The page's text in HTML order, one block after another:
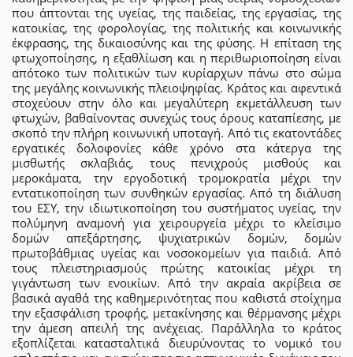
που άπτονται της υγείας, της παιδείας, της εργασίας, της
κατοικίας, της φορολογίας, της πολιτικής και κοινωνικής
έκφρασης, της δικαιοσύνης και της φύσης. Η επίταση της
φτωχοποίησης, η εξαθλίωση και η περιθωριοποίηση είναι
απότοκο των πολιτικών των κυρίαρχων πάνω στο σώμα
της μεγάλης κοινωνικής πλειοψηφίας. Κράτος και αφεντικά
στοχεύουν στην όλο και μεγαλύτερη εκμετάλλευση των
φτωχών, βαθαίνοντας συνεχώς τους όρους καταπίεσης, με
σκοπό την πλήρη κοινωνική υποταγή. Από τις εκατοντάδες
εργατικές δολοφονίες κάθε χρόνο στα κάτεργα της
μισθωτής σκλαβιάς, τους πενιχρούς μισθούς και
μεροκάματα, την εργοδοτική τρομοκρατία μέχρι την
εντατικοποίηση των συνθηκών εργασίας. Από τη διάλυση
του ΕΣΥ, την ιδιωτικοποίηση του συστήματος υγείας, την
πολύμηνη αναμονή για χειρουργεία μέχρι το κλείσιμο
δομών απεξάρτησης, ψυχιατρικών δομών, δομών
πρωτοβάθμιας υγείας και νοσοκομείων για παιδιά. Από
τους πλειστηριασμούς πρώτης κατοικίας μέχρι τη
γιγάντωση των ενοικίων. Από την ακραία ακρίβεια σε
βασικά αγαθά της καθημερινότητας που καθιστά στοίχημα
την εξασφάλιση τροφής, μετακίνησης και θέρμανσης μέχρι
την άμεση απειλή της ανέχειας. Παράλληλα το κράτος
εξοπλίζεται κατασταλτικά διευρύνοντας το νομικό του